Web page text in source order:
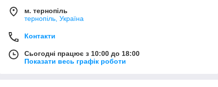
м. тернопіль
тернопіль, Україна
Контакти
Сьогодні працює з 10:00 до 18:00
Показати весь графік роботи